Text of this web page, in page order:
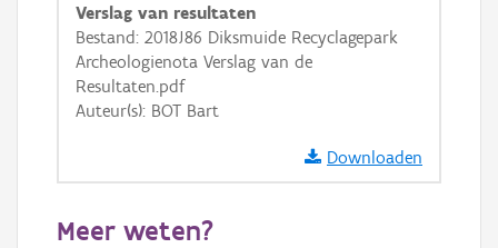
Basis Lagen
OSM-Basiskaart
Ortho
Verslag van resultaten
Bestand: 2018J86 Diksmuide Recyclagepark
Archeologienota Verslag van de
Resultaten.pdf
Auteur(s): BOT Bart
Downloaden
Meer weten?